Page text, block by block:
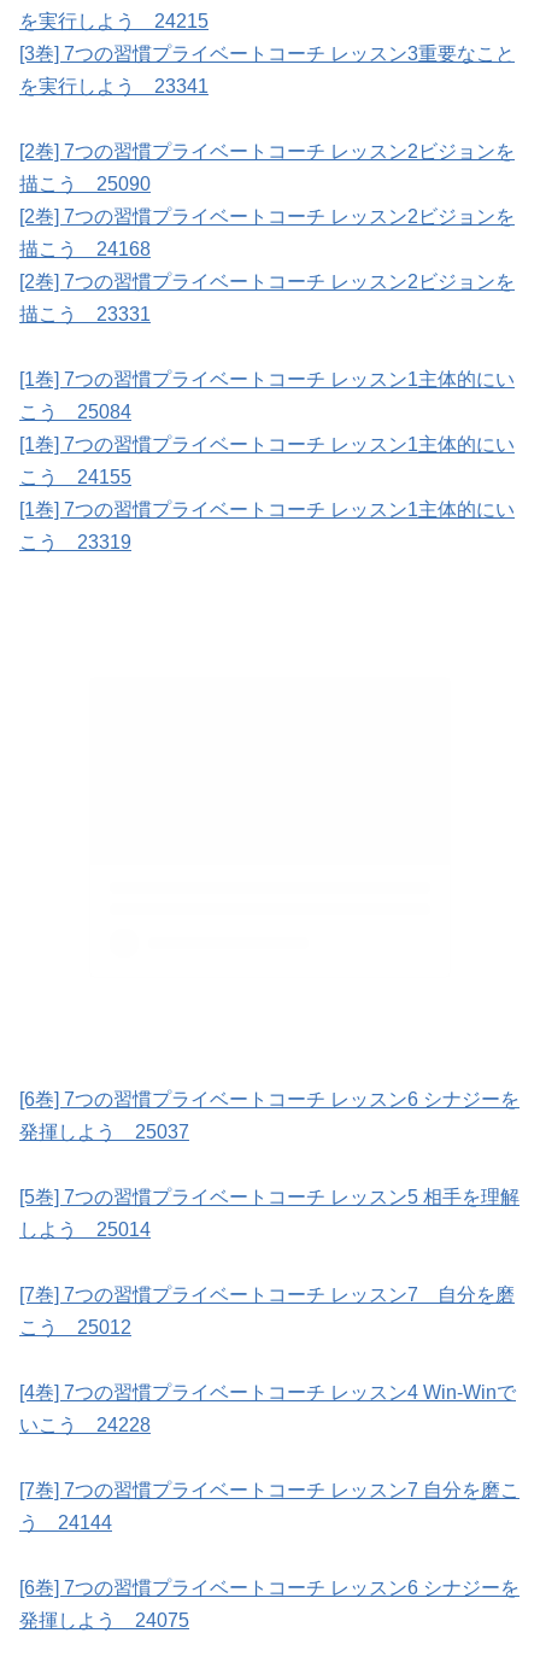
を実行しよう 24215
[3巻] 7つの習慣プライベートコーチ レッスン3重要なこと
を実行しよう 23341
[2巻] 7つの習慣プライベートコーチ レッスン2ビジョンを
描こう 25090
[2巻] 7つの習慣プライベートコーチ レッスン2ビジョンを
描こう 24168
[2巻] 7つの習慣プライベートコーチ レッスン2ビジョンを
描こう 23331
[1巻] 7つの習慣プライベートコーチ レッスン1主体的にい
こう 25084
[1巻] 7つの習慣プライベートコーチ レッスン1主体的にい
こう 24155
[1巻] 7つの習慣プライベートコーチ レッスン1主体的にい
こう 23319
[6巻] 7つの習慣プライベートコーチ レッスン6 シナジーを
発揮しよう 25037
[5巻] 7つの習慣プライベートコーチ レッスン5 相手を理解
しよう 25014
[7巻] 7つの習慣プライベートコーチ レッスン7 自分を磨
こう 25012
[4巻] 7つの習慣プライベートコーチ レッスン4 Win-Winで
いこう 24228
[7巻] 7つの習慣プライベートコーチ レッスン7 自分を磨こ
う 24144
[6巻] 7つの習慣プライベートコーチ レッスン6 シナジーを
発揮しよう 24075